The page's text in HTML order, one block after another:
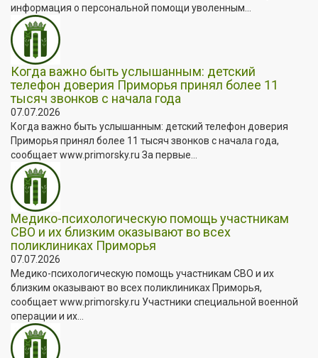
информация о персональной помощи уволенным...
Когда важно быть услышанным: детский
телефон доверия Приморья принял более 11
тысяч звонков с начала года
07.07.2026
Когда важно быть услышанным: детский телефон доверия
Приморья принял более 11 тысяч звонков с начала года,
сообщает www.primorsky.ru За первые...
Медико-психологическую помощь участникам
СВО и их близким оказывают во всех
поликлиниках Приморья
07.07.2026
Медико-психологическую помощь участникам СВО и их
близким оказывают во всех поликлиниках Приморья,
сообщает www.primorsky.ru Участники специальной военной
операции и их...